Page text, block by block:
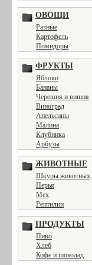
ОВОЩИ
Разные
Картофель
Помидоры
ФРУКТЫ
Яблоки
Бананы
Черешня и вишня
Виноград
Апельсины
Малина
Клубника
Арбузы
ЖИВОТНЫЕ
Шкуры животных
Перья
Мех
Рептилии
ПРОДУКТЫ
Пиво
Хлеб
Кофе и шоколад